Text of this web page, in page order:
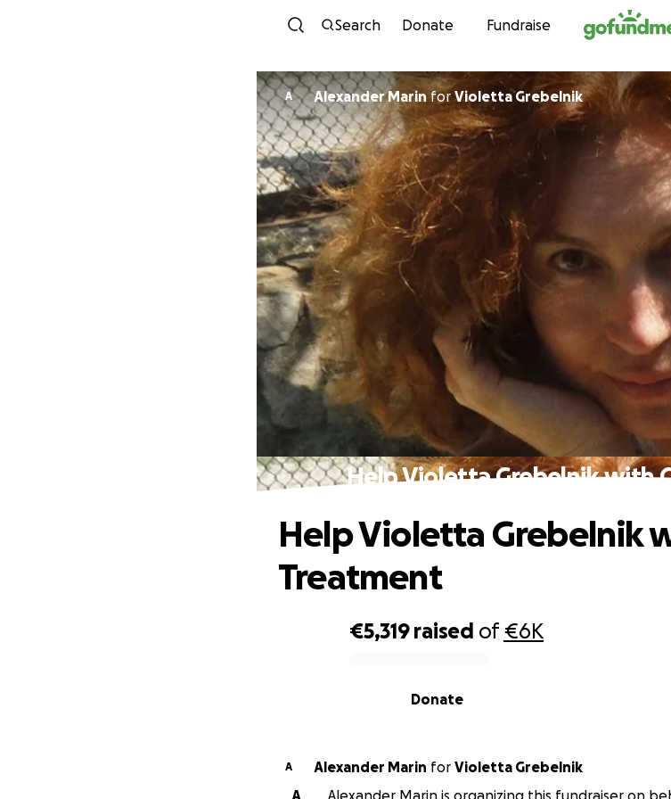
Skip to content
Search Donate Fundraise
A Alexander MarinforVioletta Grebelnik
Help Violetta Grebelnik with
€5,319 raised of€6K
Donate
Help Violetta Grebelnik
Treatment
A Alexander Marin for Violetta Grebelnik
A
Alexander Marin is organizing this fundraiser on